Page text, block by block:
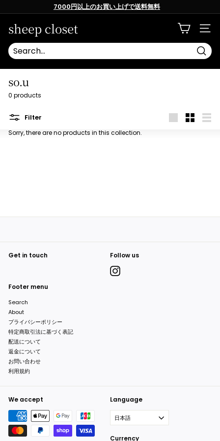
content
7000円以上のお買い上げで送料無料
sheep closet SITE
so.u
0 products
Filter
Sorry, there are no products in this collection.
Get in touch Follow us
Footer menu
Search
About
プライバシーポリシー
特定商取引法に基づく表記
配送について
返金について
お問い合わせ
利用規約
We accept Language
日本語
Currency